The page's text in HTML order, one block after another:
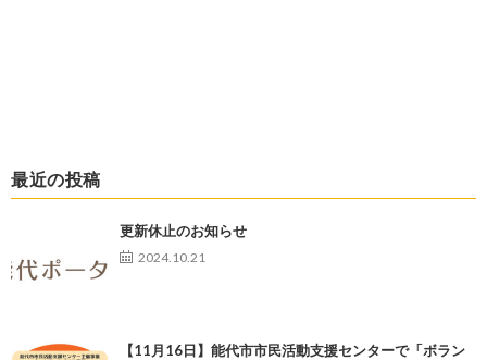
最近の投稿
更新休止のお知らせ
2024.10.21
【11月16日】能代市市民活動支援センターで「ボラン